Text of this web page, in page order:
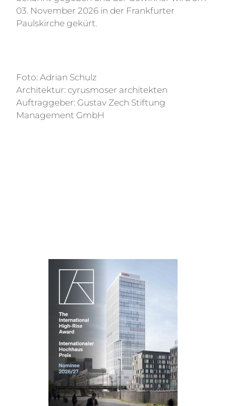
03. November 2026 in der Frankfurter
Paulskirche gekürt.
Foto: Adrian Schulz
Architektur: cyrusmoser architekten
Auftraggeber: Gustav Zech Stiftung
Management GmbH